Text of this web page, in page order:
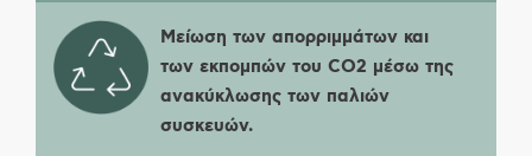
Μείωση των απορριμμάτων και
των εκπομπών του CO2 μέσω της
ανακύκλωσης των παλιών
συσκευών.